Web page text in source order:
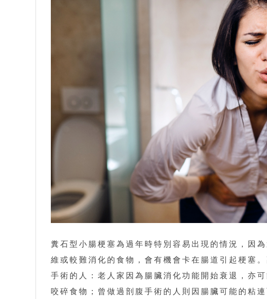
糞石型小腸梗塞為過年時特別容易出現的情況，因
維或較難消化的食物，會有機會卡在腸道引起梗塞
手術的人：老人家因為腸臟消化功能開始衰退，亦
咬碎食物；曾做過剖腹手術的人則因腸臟可能的粘